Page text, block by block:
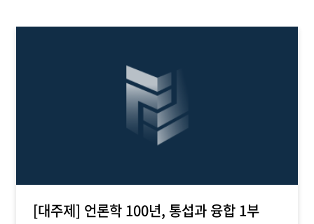
[대주제] 언론학 100년, 통섭과 융합 1부